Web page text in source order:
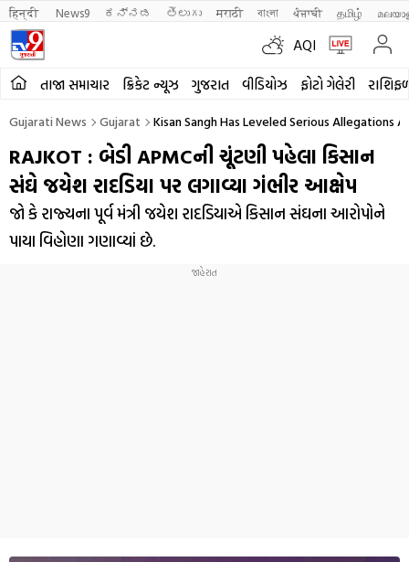
हिन्दी News9 ಕನ್ನಡ తెలుగు मराठी বাংলা ਪੰਜਾਬੀ தமிழ்
AQI
તાજા સમાચાર ક્રિકેટ ન્યૂઝ ગુજરાત વીડિયોઝ ફોટો ગેલેરી
Gujarati News Gujarat Kisan Sangh Has Leveled Serious Allegations
RAJKOT : બેડી APMCની ચૂંટણી પહેલા કિસાન
સંઘે જયેશ રાદડિયા પર લગાવ્યા ગંભીર આક્ષેપ
જો કે રાજ્યના પૂર્વ મંત્રી જયેશ રાદડિયાએ કિસાન સંઘના આરોપોને
પાયા વિહોણા ગણાવ્યાં છે.